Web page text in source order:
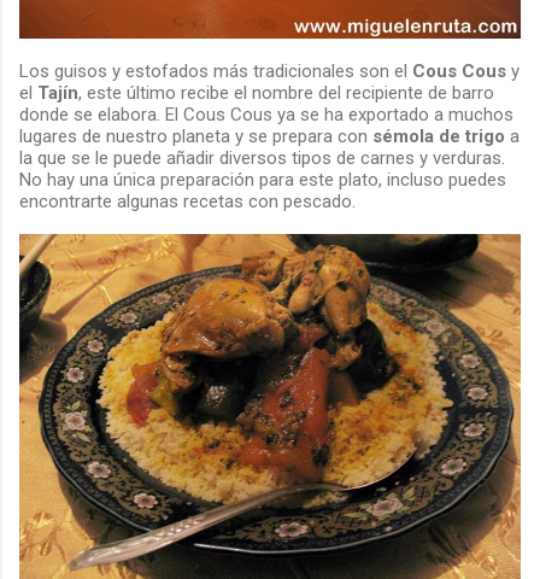
Los guisos y estofados más tradicionales son el Cous Cous y
el Tajín, este último recibe el nombre del recipiente de barro
donde se elabora. El Cous Cous ya se ha exportado a muchos
lugares de nuestro planeta y se prepara con sémola de trigo a
la que se le puede añadir diversos tipos de carnes y verduras.
No hay una única preparación para este plato, incluso puedes
encontrarte algunas recetas con pescado.